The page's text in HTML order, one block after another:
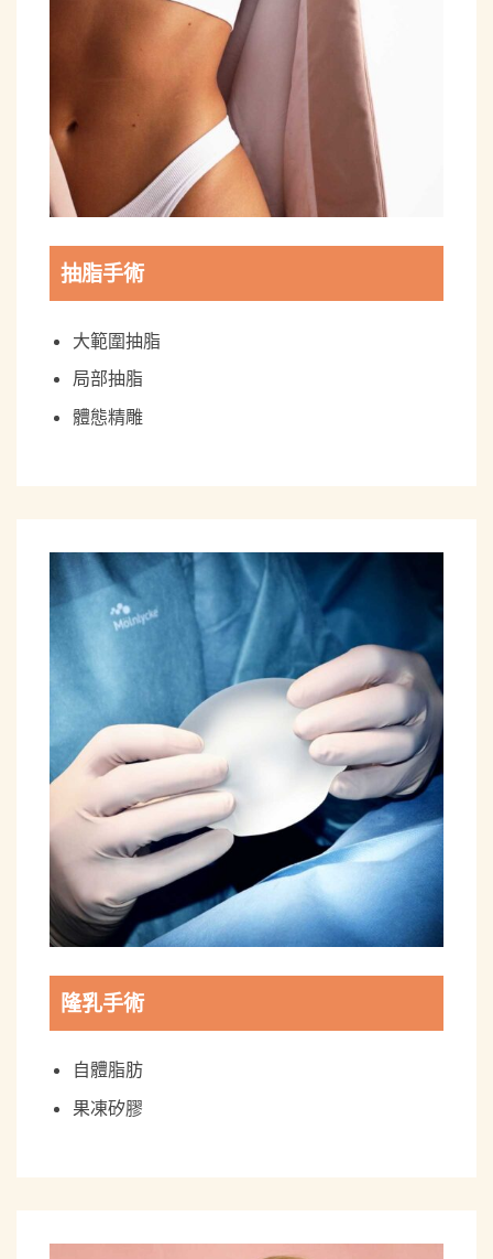
抽脂手術
大範圍抽脂
局部抽脂
體態精雕
隆乳手術
自體脂肪
果凍矽膠